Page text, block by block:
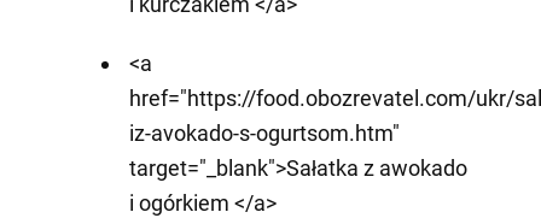
<a
href="https://food.obozrevatel.com/ukr/
iz-avokado-s-ogurtsom.htm"
target="_blank">Sałatka z awokado
i ogórkiem </a>